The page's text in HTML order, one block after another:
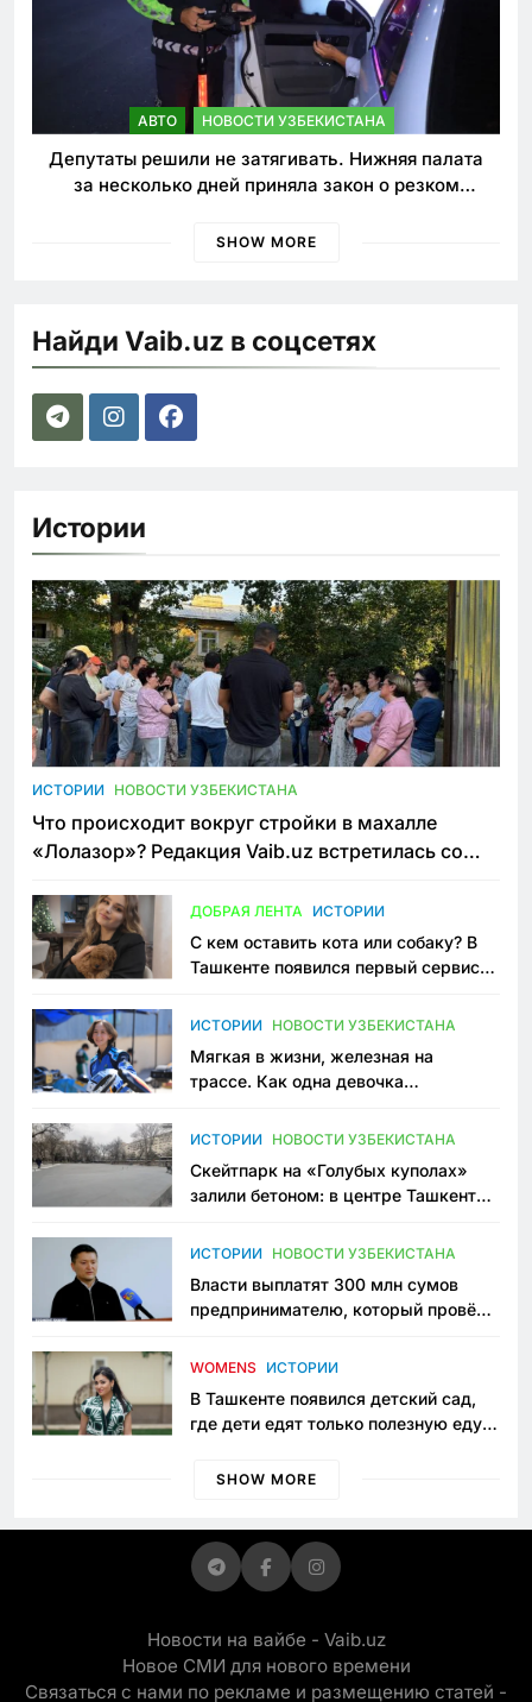
АВТО НОВОСТИ УЗБЕКИСТАНА
Депутаты решили не затягивать. Нижняя палата
за несколько дней приняла закон о резком
SHOW MORE
Найди Vaib.uz в соцсетях
Истории
ИСТОРИИ НОВОСТИ УЗБЕКИСТАНА
Что происходит вокруг стройки в махалле
«Лолазор»? Редакция Vaib.uz встретилась со
ДОБРАЯ ЛЕНТА ИСТОРИИ
С кем оставить кота или собаку? В
Ташкенте появился первый сервис
ИСТОРИИ НОВОСТИ УЗБЕКИСТАНА
Мягкая в жизни, железная на
трассе. Как одна девочка
Узбекистане
ИСТОРИИ НОВОСТИ УЗБЕКИСТАНА
Скейтпарк на «Голубых куполах»
залили бетоном: в центре Ташкента
пространство
ИСТОРИИ НОВОСТИ УЗБЕКИСТАНА
Власти выплатят 300 млн сумов
предпринимателю, который провёл
приговору
WOMENS ИСТОРИИ
В Ташкенте появился детский сад,
где дети едят только полезную еду.
просить «кашу без сахара»
SHOW MORE
Новости на вайбе - Vaib.uz
Новое СМИ для нового времени
Связаться с нами по рекламе и размещению статей -